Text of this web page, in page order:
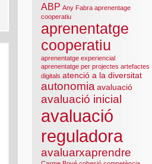
ABP Any Fabra aprenentage
cooperatiu
aprenentatge
cooperatiu
aprenentatge experiencial
aprenentatge per projectes artefactes
digitals atenció a la diversitat
autonomia avaluació
avaluació inicial
avaluació
reguladora
avaluarxaprendre